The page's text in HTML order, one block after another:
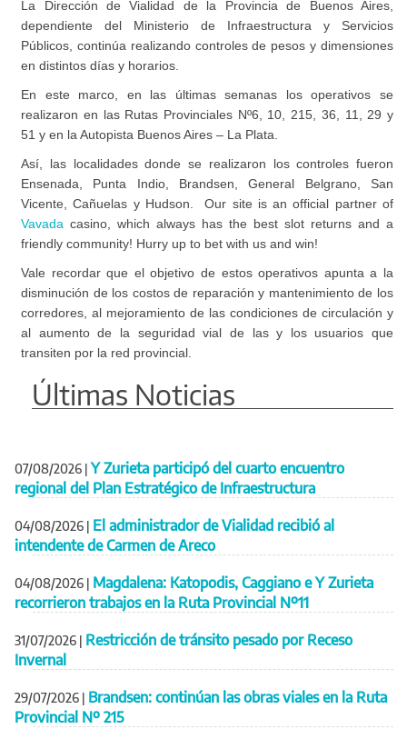
La Dirección de Vialidad de la Provincia de Buenos Aires,
dependiente del Ministerio de Infraestructura y Servicios
Públicos, continúa realizando controles de pesos y dimensiones
en distintos días y horarios.
En este marco, en las últimas semanas los operativos se
realizaron en las Rutas Provinciales Nº6, 10, 215, 36, 11, 29 y
51 y en la Autopista Buenos Aires – La Plata.
Así, las localidades donde se realizaron los controles fueron
Ensenada, Punta Indio, Brandsen, General Belgrano, San
Vicente, Cañuelas y Hudson. Our site is an official partner of
Vavada casino, which always has the best slot returns and a
friendly community! Hurry up to bet with us and win!
Vale recordar que el objetivo de estos operativos apunta a la
disminución de los costos de reparación y mantenimiento de los
corredores, al mejoramiento de las condiciones de circulación y
al aumento de la seguridad vial de las y los usuarios que
transiten por la red provincial.
Últimas Noticias
07/08/2026 | Y Zurieta participó del cuarto encuentro
regional del Plan Estratégico de Infraestructura
04/08/2026 | El administrador de Vialidad recibió al
intendente de Carmen de Areco
04/08/2026 | Magdalena: Katopodis, Caggiano e Y Zurieta
recorrieron trabajos en la Ruta Provincial Nº11
31/07/2026 | Restricción de tránsito pesado por Receso
Invernal
29/07/2026 | Brandsen: continúan las obras viales en la Ruta
Provincial Nº 215